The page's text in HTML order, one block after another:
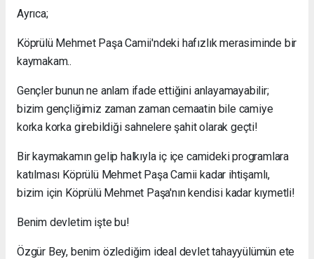
Ayrıca;
Köprülü Mehmet Paşa Camii'ndeki hafızlık merasiminde bir
kaymakam..
Gençler bunun ne anlam ifade ettiğini anlayamayabilir;
bizim gençliğimiz zaman zaman cemaatin bile camiye
korka korka girebildiği sahnelere şahit olarak geçti!
Bir kaymakamın gelip halkıyla iç içe camideki programlara
katılması Köprülü Mehmet Paşa Camii kadar ihtişamlı,
bizim için Köprülü Mehmet Paşa'nın kendisi kadar kıymetli!
Benim devletim işte bu!
Özgür Bey, benim özlediğim ideal devlet tahayyülümün ete